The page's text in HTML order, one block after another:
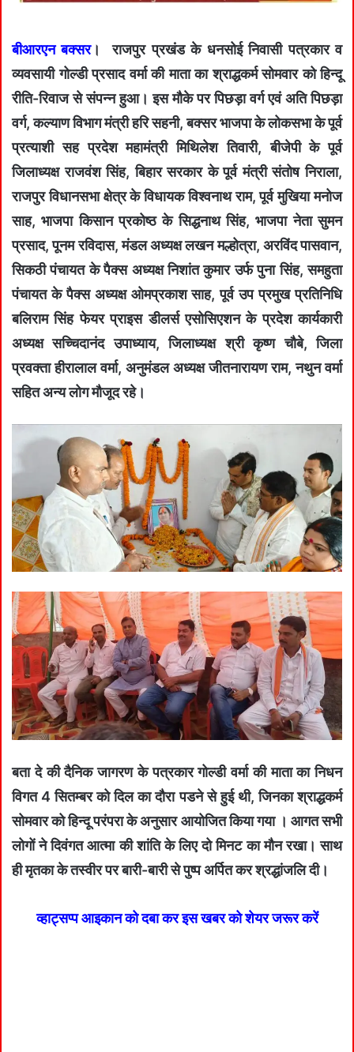
बीआरएन बक्सर। राजपुर प्रखंड के धनसोई निवासी पत्रकार व
व्यवसायी गोल्डी प्रसाद वर्मा की माता का श्राद्धकर्म सोमवार को हिन्दू
रीति-रिवाज से संपन्न हुआ। इस मौके पर पिछड़ा वर्ग एवं अति पिछड़ा
वर्ग, कल्याण विभाग मंत्री हरि सहनी, बक्सर भाजपा के लोकसभा के पूर्व
प्रत्याशी सह प्रदेश महामंत्री मिथिलेश तिवारी, बीजेपी के पूर्व
जिलाध्यक्ष राजवंश सिंह, बिहार सरकार के पूर्व मंत्री संतोष निराला,
राजपुर विधानसभा क्षेत्र के विधायक विश्वनाथ राम, पूर्व मुखिया मनोज
साह, भाजपा किसान प्रकोष्ठ के सिद्धनाथ सिंह, भाजपा नेता सुमन
प्रसाद, पूनम रविदास, मंडल अध्यक्ष लखन मल्होत्रा, अरविंद पासवान,
सिकठी पंचायत के पैक्स अध्यक्ष निशांत कुमार उर्फ पुना सिंह, समहुता
पंचायत के पैक्स अध्यक्ष ओमप्रकाश साह, पूर्व उप प्रमुख प्रतिनिधि
बलिराम सिंह फेयर प्राइस डीलर्स एसोसिएशन के प्रदेश कार्यकारी
अध्यक्ष सच्चिदानंद उपाध्याय, जिलाध्यक्ष श्री कृष्ण चौबे, जिला
प्रवक्ता हीरालाल वर्मा, अनुमंडल अध्यक्ष जीतनारायण राम, नथुन वर्मा
सहित अन्य लोग मौजूद रहे।
बता दे की दैनिक जागरण के पत्रकार गोल्डी वर्मा की माता का निधन
विगत 4 सितम्बर को दिल का दौरा पडने से हुई थी, जिनका श्राद्धकर्म
सोमवार को हिन्दू परंपरा के अनुसार आयोजित किया गया । आगत सभी
लोगों ने दिवंगत आत्मा की शांति के लिए दो मिनट का मौन रखा। साथ
ही मृतका के तस्वीर पर बारी-बारी से पुष्प अर्पित कर श्रद्धांजलि दी।
व्हाट्सप्प आइकान को दबा कर इस खबर को शेयर जरूर करें